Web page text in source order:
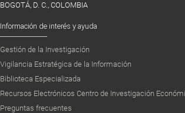
BOGOTÁ, D. C., COLOMBIA
Información de interés y ayuda
Gestión de la Investigación
Vigilancia Estratégica de la Información
Biblioteca Especializada
Recursos Electrónicos Centro de Investigación
Preguntas frecuentes